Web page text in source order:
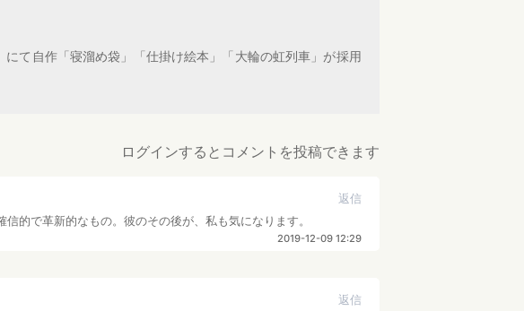
て自作「寝溜め袋」「仕掛け絵本」「大輪の虹列車」が採用
ログインするとコメントを投稿できます
返信
的で革新的なもの。彼のその後が、私も気になります。
2019-12-09 12:29
返信